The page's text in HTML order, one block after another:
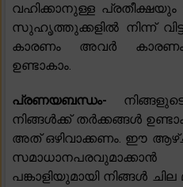
വഹിക്കാനുള്ള
സുഹൃത്തുക്കളിൽ നിന്ന്
കാരണം അവർ കാരണം
ഉണ്ടാകാം.
പ്രണയബന്ധം-
നിങ്ങൾക്ക് തർക്കങ്ങൾ
അത് ഒഴിവാക്കണം. ഈ
പങ്കാളിയുമായി നിങ്ങൾ